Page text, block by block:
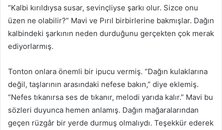
“Kalbi kırıldıysa susar, sevinçliyse şarkı olur. Sizce onu
üzen ne olabilir?” Mavi ve Pırıl birbirlerine bakmışlar. Dağın
kalbindeki şarkının neden durduğunu gerçekten çok merak
ediyorlarmış.
Tonton onlara önemli bir ipucu vermiş. “Dağın kulaklarına
değil, taşlarının arasındaki nefese bakın,” diye eklemiş.
“Nefes tıkanırsa ses de tıkanır, melodi yarıda kalır.” Mavi bu
sözleri duyunca hemen anlamış. Dağın mağaralarından
geçen rüzgâr bir yerde durmuş olmalıydı. Teşekkür ederek